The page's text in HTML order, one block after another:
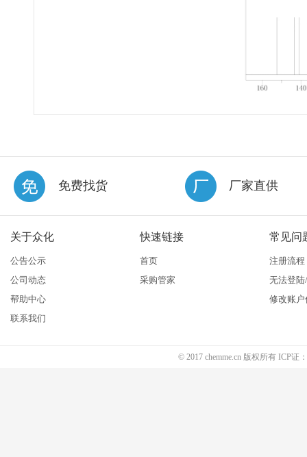
免费找货 厂家直供
关于众化
公告公示
公司动态
帮助中心
联系我们
快速链接
首页
采购管家
常见问
注册流程
无法登
修改账户
© 2017 chemme.cn 版权所有 ICP证：